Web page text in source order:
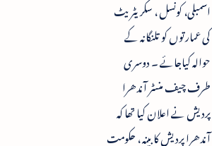
اسمبلی، کونسل ، سکریٹریٹ
کی عمارتوں کو تلنگانہ کے
حوالہ کیاجائے ۔ دوسری
طرف چیف منسٹر آندھرا
پردیش نے اعلان کیا تھا کہ
آندھرا پردیش کابینہ ، حکومت